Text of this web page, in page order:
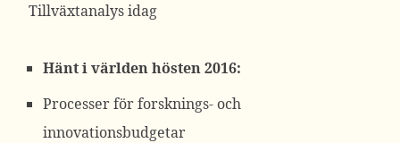
Tillväxtanalys idag
Hänt i världen hösten 2016:
Processer för forsknings- och
innovationsbudgetar